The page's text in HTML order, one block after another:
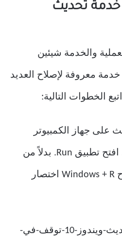
خدمة تحديث
والخدمة شيئين
معروفة لإصلاح العديد
الخطوات التالية:
على جهاز الكمبيوتر
الخاص بك واكتب Run. افتح تطبيق Run. بدلاً من
ذلك ، اضغط على مفتاح Windows + R اختصار